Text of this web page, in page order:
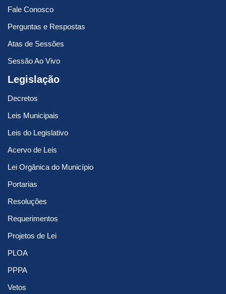
Fale Conosco
Perguntas e Respostas
Atas de Sessões
Sessão Ao Vivo
Legislação
Decretos
Leis Municipais
Leis do Legislativo
Acervo de Leis
Lei Orgânica do Município
Portarias
Resoluções
Requerimentos
Projetos de Lei
PLOA
PPPA
Vetos